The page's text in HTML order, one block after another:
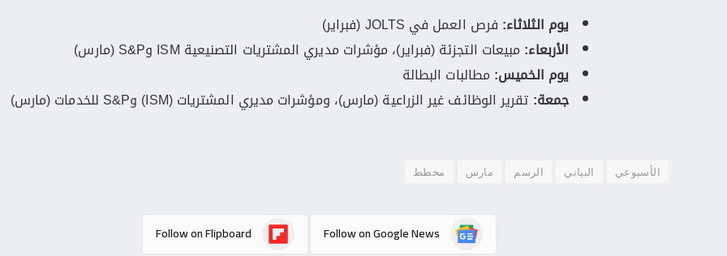
يوم الثلاثاء: فرص العمل في JOLTS (فبراير)
الأربعاء: مبيعات التجزئة (فبراير)، مؤشرات مديري المشتريات التصنيعية ISM وS&P (مارس)
يوم الخميس: مطالبات البطالة
جمعة: تقرير الوظائف غير الزراعية (مارس)، ومؤشرات مديري المشتريات (ISM) وS&P للخدمات (مارس)
الأسبوعي البياني الرسم مارس مخطط
Follow on Google News
Follow on Flipboard